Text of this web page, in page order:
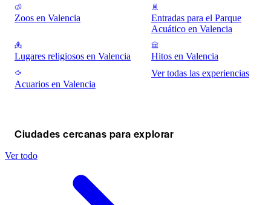
Zoos en Valencia
Entradas para el Parque
Acuático en Valencia
Lugares religiosos en Valencia Hitos en Valencia
Acuarios en Valencia
Ver todas las experiencias
Ciudades cercanas para explorar
Ver todo